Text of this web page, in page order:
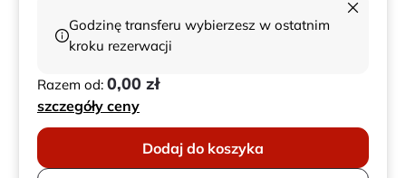
Godzinę transferu wybierzesz w ostatnim
kroku rezerwacji
Razem od: 0,00 zł
szczegóły ceny
Dodaj do koszyka